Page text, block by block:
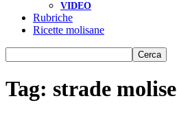
VIDEO
Rubriche
Ricette molisane
Tag: strade molise